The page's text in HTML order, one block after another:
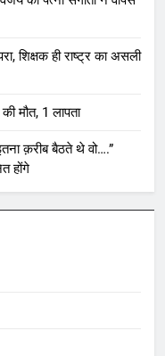
शिक्षक ही राष्ट्र का असली
मौत, 1 लापता
क़रीब बैठते थे वो….”
होंगे